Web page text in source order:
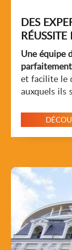
DES
Une équipe
et facilite le
auxquels ils